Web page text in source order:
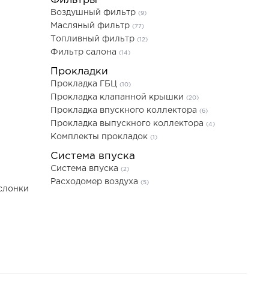
Воздушный фильтр (9)
Масляный фильтр (77)
Топливный фильтр (12)
Фильтр салона (14)
Прокладки
Прокладка ГБЦ (10)
Прокладка клапанной крышки (20)
Прокладка впускного коллектора (6)
Прокладка выпускного коллектора (4)
Комплекты прокладок (1)
Система впуска
Система впуска (2)
Расходомер воздуха (5)